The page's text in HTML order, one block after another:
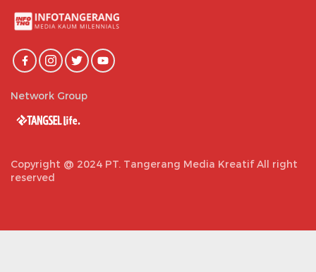
Network Group
Copyright @ 2024 PT. Tangerang Media Kreatif All right
reserved